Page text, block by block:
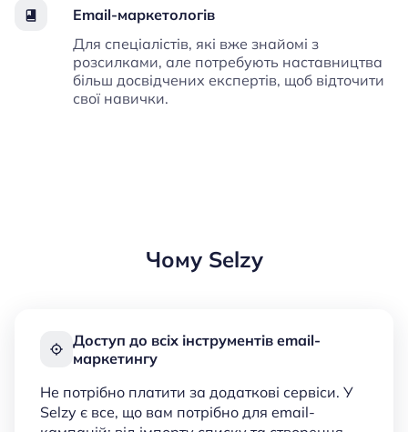
Email-маркетологів
Для спеціалістів, які вже знайомі з
розсилками, але потребують наставництва
більш досвідчених експертів, щоб відточити
свої навички.
Чому Selzy
Доступ до всіх інструментів email-
маркетингу
Не потрібно платити за додаткові сервіси. У
Selzy є все, що вам потрібно для email-